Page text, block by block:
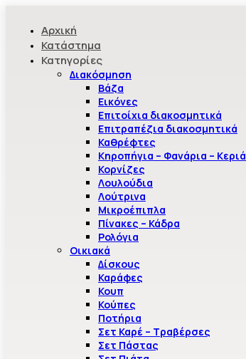
Αρχική
Κατάστημα
Κατηγορίες
Διακόσμηση
Βάζα
Εικόνες
Επιτοίχια διακοσμητικά
Επιτραπέζια διακοσμητικά
Καθρέφτες
Κηροπήγια – Φανάρια – Κεριά
Κορνίζες
Λουλούδια
Λούτρινα
Μικροέπιπλα
Πίνακες – Κάδρα
Ρολόγια
Οικιακά
Δίσκους
Καράφες
Κουπ
Κούπες
Ποτήρια
Σετ Καρέ – Τραβέρσες
Σετ Πάστας